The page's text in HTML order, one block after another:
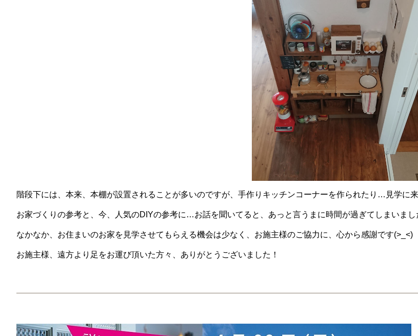
階段下には、本来、本棚が設置されることが多いのですが、手作りキッチンコーナーを作られたり…見学に
お家づくりの参考と、今、人気のDIYの参考に…お話を聞いてると、あっと言うまに時間が過ぎてしまいまし
なかなか、お住まいのお家を見学させてもらえる機会は少なく、お施主様のご協力に、心から感謝です(>_<)
お施主様、遠方より足をお運び頂いた方々、ありがとうございました！